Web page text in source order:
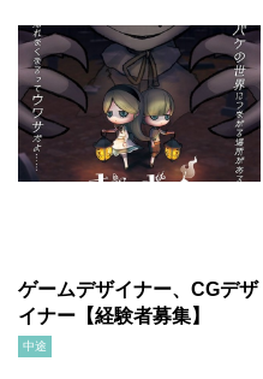
ゲームデザイナー、CGデザ
イナー【経験者募集】
中途